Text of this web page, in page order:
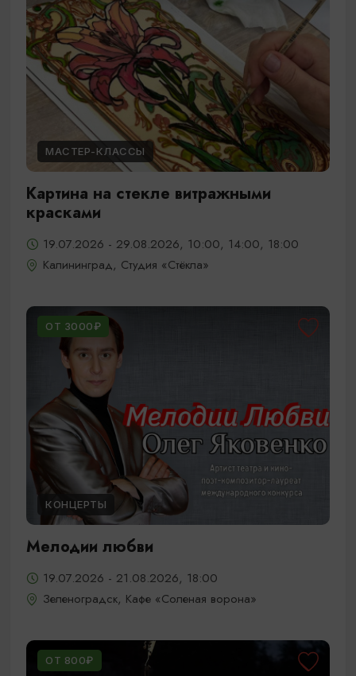
МАСТЕР-КЛАССЫ
Картина на стекле витражными
красками
19.07.2026 - 29.08.2026, 10:00, 14:00, 18:00
Калининград, Студия «Стёкла»
ОТ 3000₽
КОНЦЕРТЫ
Мелодии любви
19.07.2026 - 21.08.2026, 18:00
Зеленоградск, Кафе «Соленая ворона»
ОТ 800₽